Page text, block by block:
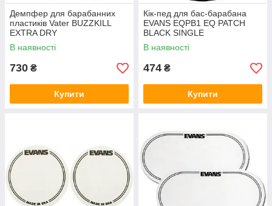
Демпфер для барабанних
пластиків Vater BUZZKILL
EXTRA DRY
В наявності
730 ₴
Купити
Кік-пед для бас-барабана
EVANS EQPB1 EQ PATCH
BLACK SINGLE
В наявності
474 ₴
Купити